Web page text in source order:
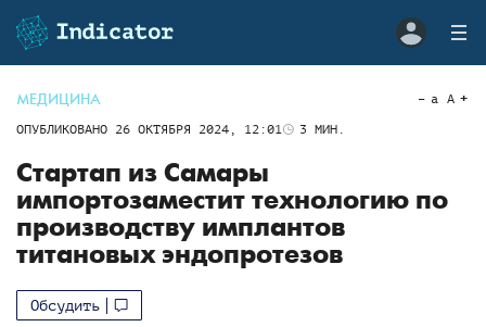
МЕДИЦИНА
ОПУБЛИКОВАНО 26 ОКТЯБРЯ 2024, 12:01 3 МИН.
a A
Стартап из Самары
импортозаместит технологию по
производству имплантов
титановых эндопротезов
Обсудить